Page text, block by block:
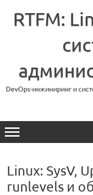
содержимому
RTFM:
DevOps-инжиниринг и
Linux: SysV,
runlevels и